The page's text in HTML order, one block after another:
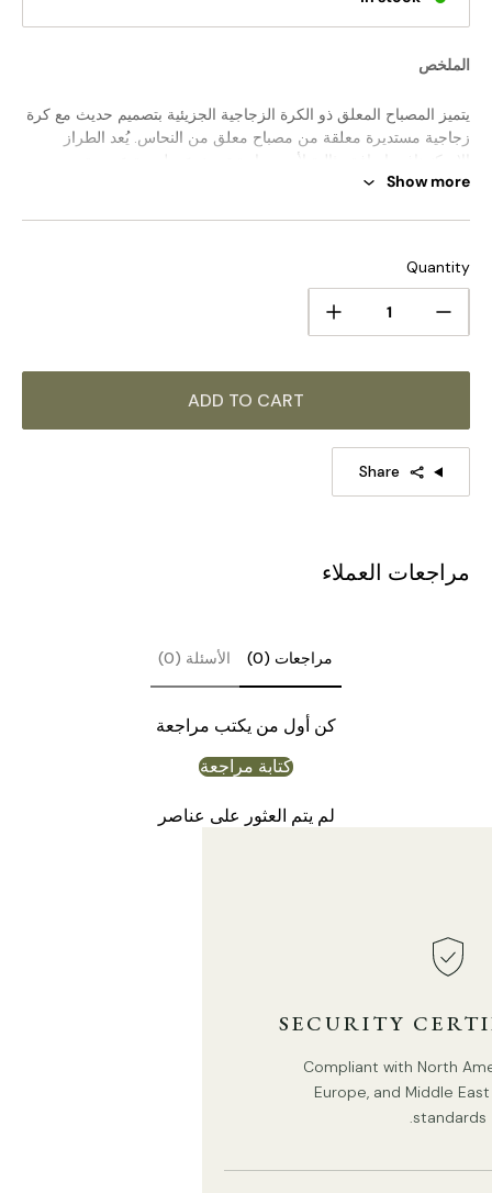
الملخص
يتميز المصباح المعلق ذو الكرة الزجاجية الجزيئية بتصميم حديث مع كرة
زجاجية مستديرة معلقة من مصباح معلق من النحاس. يُعد الطراز
Show more
Quantity
ADD TO CART
Share
مراجعات العملاء
مراجعات (0) الأسئلة (0)
كن أول من يكتب مراجعة
كتابة مراجعة
لم يتم العثور على عناصر
SECURITY
Compliant with North
Europe, and Middle
standards.